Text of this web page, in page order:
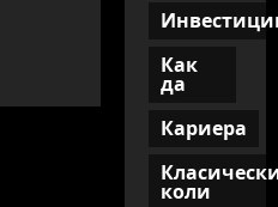
Как
да
Кариера
коли